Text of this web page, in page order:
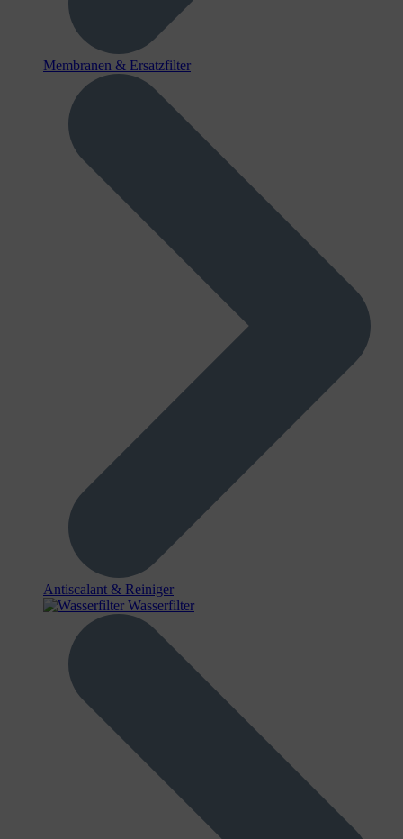
Membranen & Ersatzfilter
Antiscalant & Reiniger
Wasserfilter